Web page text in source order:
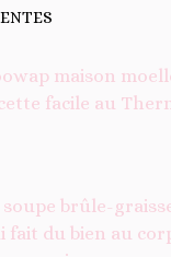
maison
facile au
soupe brûle-
fait du bien au